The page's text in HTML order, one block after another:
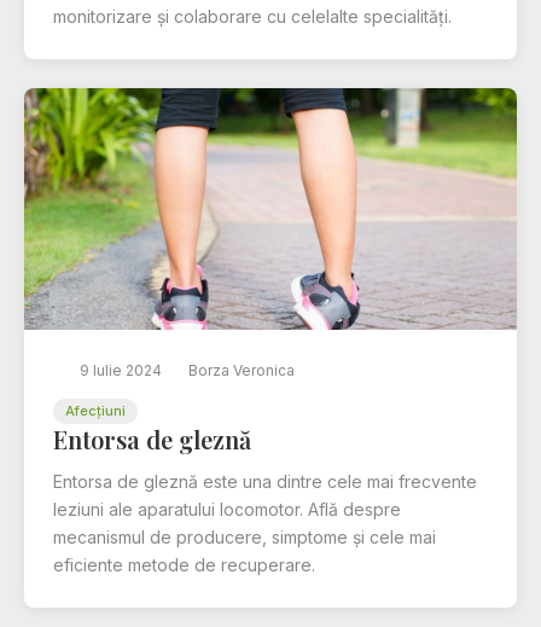
monitorizare și colaborare cu celelalte specialități.
9 Iulie 2024 Borza Veronica
Afecțiuni
Entorsa de gleznă
Entorsa de gleznă este una dintre cele mai frecvente
leziuni ale aparatului locomotor. Află despre
mecanismul de producere, simptome și cele mai
eficiente metode de recuperare.